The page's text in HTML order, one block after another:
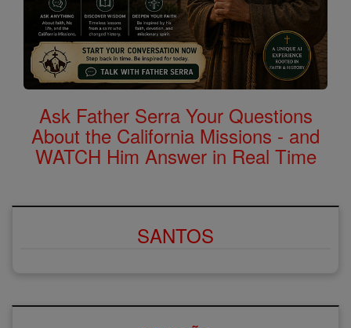
Ask Father Serra Your Questions
About the California Missions - and
WATCH Him Answer in Real Time
SANTOS